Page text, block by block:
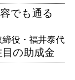
でも通る
役・福井泰代
目の助成金